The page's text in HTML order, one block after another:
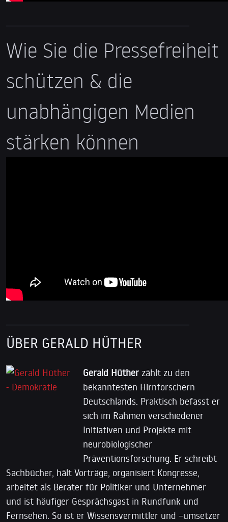
Wie Sie die Pressefreiheit
schützen & die
unabhängigen Medien
stärken können
ÜBER GERALD HÜTHER
Gerald Hüther zählt zu den
bekanntesten Hirnforschern
Deutschlands. Praktisch befasst er
sich im Rahmen verschiedener
Initiativen und Projekte mit
neurobiologischer
Präventionsforschung. Er schreibt
Sachbücher, hält Vorträge, organisiert Kongresse,
arbeitet als Berater für Politiker und Unternehmer
und ist häufiger Gesprächsgast in Rundfunk und
Fernsehen. So ist er Wissensvermittler und –umsetzer